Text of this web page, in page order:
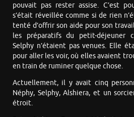
pouvait pas rester assise. C’est
s’était réveillée comme si de rien
tenté d’offrir son aide pour son
les préparatifs du petit-déjeuner
Selphy n’étaient pas venues. Elle
pour aller les voir, où elles avaient
en train de ruminer quelque chose.
Actuellement, il y avait cinq
Néphy, Selphy, Alshiera, et un
étroit.